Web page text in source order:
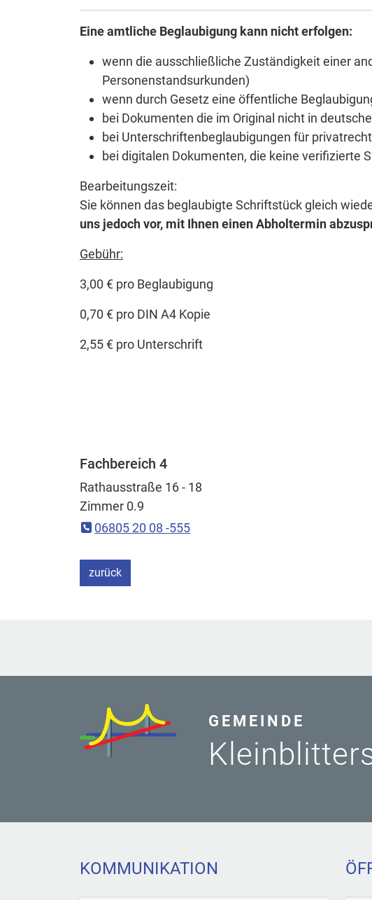
Eine amtliche Beglaubigung kann nicht erfolgen:
wenn die ausschließliche Zuständigkeit einer
Personenstandsurkunden)
wenn durch Gesetz eine öffentliche
bei Dokumenten die im Original nicht in
bei Unterschriftenbeglaubigungen für
bei digitalen Dokumenten, die keine verifizierte
Bearbeitungszeit:
Sie können das beglaubigte Schriftstück gleich
uns jedoch vor, mit Ihnen einen Abholtermin
Gebühr:
3,00 € pro Beglaubigung
0,70 € pro DIN A4 Kopie
2,55 € pro Unterschrift
Fachbereich 4
Rathausstraße 16 - 18
Zimmer 0.9
06805 20 08 -555
ein Schritt
zurück
GEMEINDE
KOMMUNIKATION